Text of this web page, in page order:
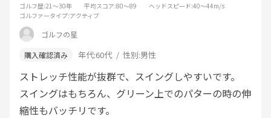
ゴルフ歴:21～30年 平均スコア:80～89 ヘッドスピード:40～44m/s
ゴルファータイプ:アクティブ
ゴルフの星
年代:60代 性別:男性
ストレッチ性能が抜群で、スイングしやすいです。
スイングはもちろん、グリーン上でのパターの時の伸
縮性もバッチリです。